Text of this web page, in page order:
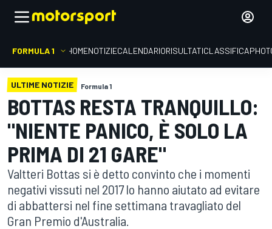
FORMULA 1 HOMENOTIZIECALENDARIORISULTATICLASSIFICA
ULTIME NOTIZIE Formula 1
BOTTAS RESTA TRANQUILLO:
"NIENTE PANICO, È SOLO LA
PRIMA DI 21 GARE"
Valtteri Bottas si è detto convinto che i momenti
negativi vissuti nel 2017 lo hanno aiutato ad evitare
di abbattersi nel fine settimana travagliato del
Gran Premio d'Australia.